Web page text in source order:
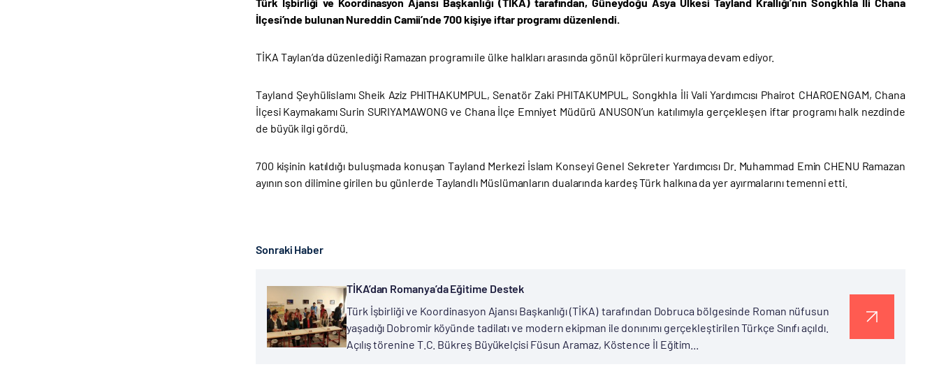
İlçesi’nde bulunan Nureddin Camii’nde 700 kişiye iftar programı düzenlendi.
TİKA Taylan’da düzenlediği Ramazan programı ile ülke halkları arasında gönül köprüleri kurmaya devam ediyor.
Tayland Şeyhülislamı Sheik Aziz PHITHAKUMPUL, Senatör Zaki PHITAKUMPUL, Songkhla İli Vali Yardımcısı Phairot CHAROENGAM, Chana
İlçesi Kaymakamı Surin SURIYAMAWONG ve Chana İlçe Emniyet Müdürü ANUSON’un katılımıyla gerçekleşen iftar programı halk nezdinde
de büyük ilgi gördü.
700 kişinin katıldığı buluşmada konuşan Tayland Merkezi İslam Konseyi Genel Sekreter Yardımcısı Dr. Muhammad Emin CHENU Ramazan
ayının son dilimine girilen bu günlerde Taylandlı Müslümanların dualarında kardeş Türk halkına da yer ayırmalarını temenni etti.
Sonraki Haber
TİKA’dan Romanya’da Eğitime Destek
Türk İşbirliği ve Koordinasyon Ajansı Başkanlığı (TİKA) tarafından Dobruca bölgesinde Roman nüfusun
yaşadığı Dobromir köyünde tadilatı ve modern ekipman ile donınımı gerçekleştirilen Türkçe Sınıfı açıldı.
Açılış törenine T.C. Bükreş Büyükelçisi Füsun Aramaz, Köstence İl Eğitim...